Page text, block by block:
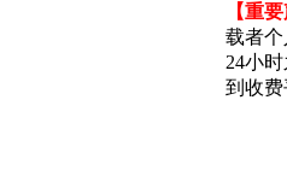
【重
载者个
24小
到收